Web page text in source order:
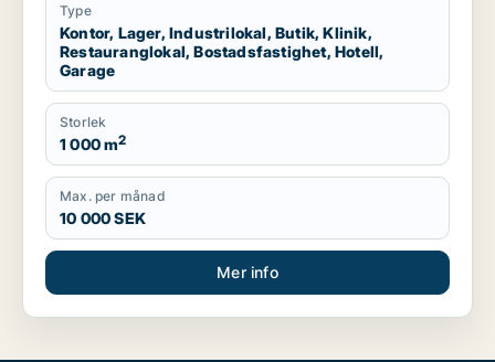
Type
Kontor, Lager, Industrilokal, Butik, Klinik,
Restauranglokal, Bostadsfastighet, Hotell,
Garage
Storlek
1 000 m2
Max. per månad
10 000 SEK
Mer info